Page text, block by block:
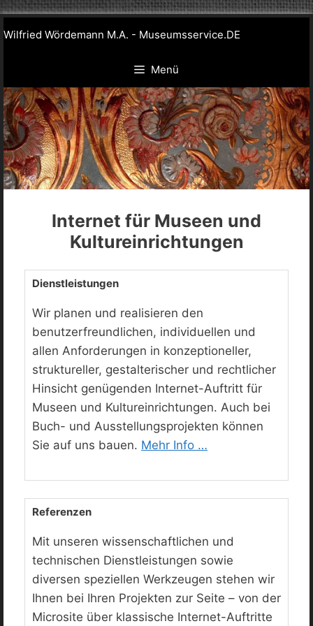
Inhalt
Wilfried Wördemann M.A. - Museumsservice.DE
Menü
Internet für Museen und
Kultureinrichtungen
Dienstleistungen
Wir planen und realisieren den
benutzerfreundlichen, individuellen und
allen Anforderungen in konzeptioneller,
struktureller, gestalterischer und rechtlicher
Hinsicht genügenden Internet-Auftritt für
Museen und Kultureinrichtungen. Auch bei
Buch- und Ausstellungsprojekten können
Sie auf uns bauen. Mehr Info …
Referenzen
Mit unseren wissenschaftlichen und
technischen Dienstleistungen sowie
diversen speziellen Werkzeugen stehen wir
Ihnen bei Ihren Projekten zur Seite – von der
Microsite über klassische Internet-Auftritte